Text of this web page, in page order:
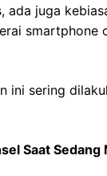
ada juga
smartphone
ini sering
Saat Sedang